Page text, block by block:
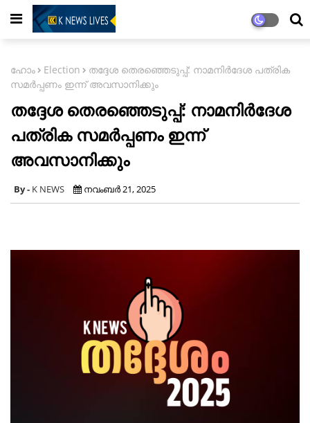
ഹോം Election
തദ്ദേശ തെരഞ്ഞെടുപ്പ്: നാമനിർദേശ പത്രിക
സമർപ്പണം ഇന്ന് അവസാനിക്കും
തദ്ദേശ തെരഞ്ഞെടുപ്പ്: നാമനിർദേശ
പത്രിക സമർപ്പണം ഇന്ന്
അവസാനിക്കും
K NEWS നവംബർ 21, 2025